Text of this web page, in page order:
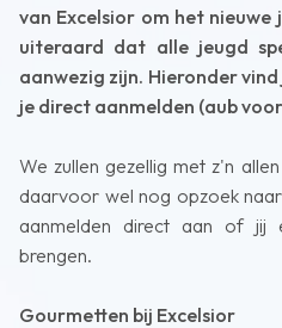
van Excelsior om het
uiteraard dat alle jeugd
aanwezig zijn. Hieronder
je direct aanmelden (aub
We zullen gezellig met z'n
daarvoor wel nog opzoek
aanmelden direct aan of jij
brengen.
Gourmetten bij Excelsior